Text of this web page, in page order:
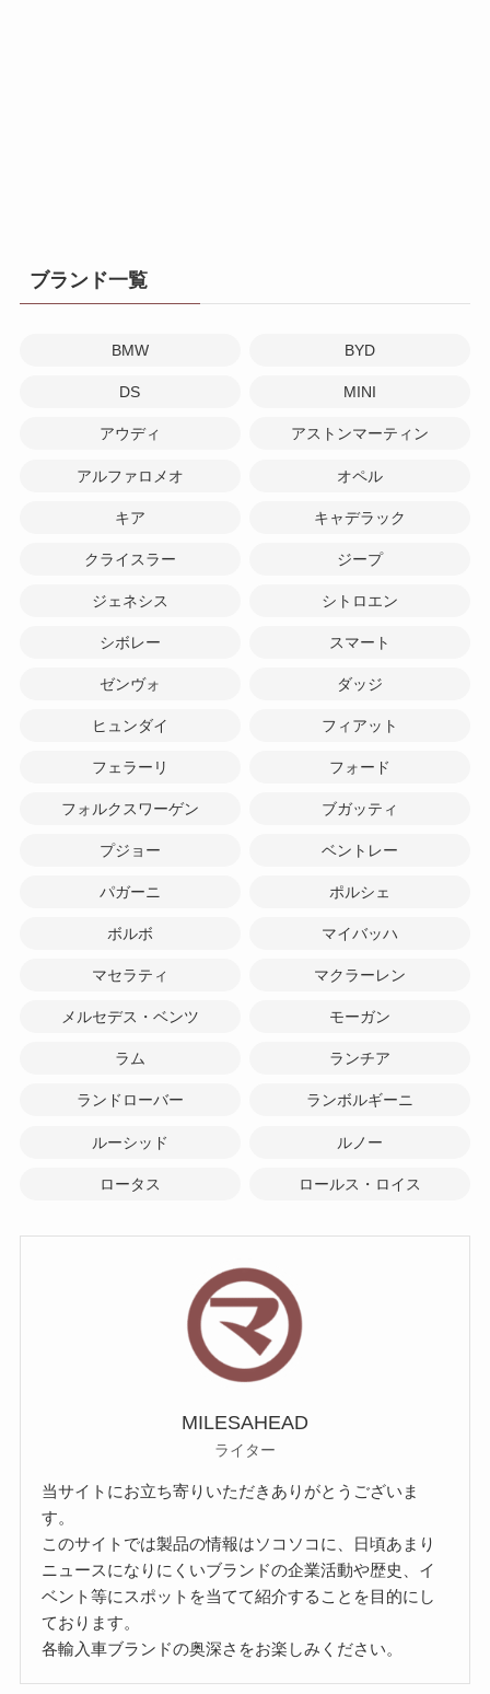
ブランド一覧
BMW BYD
DS MINI
アウディ アストンマーティン
アルファロメオ オペル
キア キャデラック
クライスラー ジープ
ジェネシス シトロエン
シボレー スマート
ゼンヴォ ダッジ
ヒュンダイ フィアット
フェラーリ フォード
フォルクスワーゲン ブガッティ
プジョー ベントレー
パガーニ ポルシェ
ボルボ マイバッハ
マセラティ マクラーレン
メルセデス・ベンツ モーガン
ラム ランチア
ランドローバー ランボルギーニ
ルーシッド ルノー
ロータス ロールス・ロイス
MILESAHEAD
ライター
当サイトにお立ち寄りいただきありがとうございま
す。
このサイトでは製品の情報はソコソコに、日頃あまり
ニュースになりにくいブランドの企業活動や歴史、イ
ベント等にスポットを当てて紹介することを目的にし
ております。
各輸入車ブランドの奥深さをお楽しみください。